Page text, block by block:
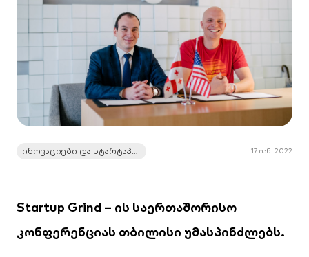
17 იან. 2022
Startup Grind – ის საერთაშორისო
კონფერენციას თბილისი უმასპინძლებს.